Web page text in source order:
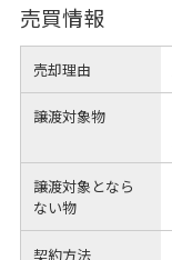
売買情報
売却理由
譲渡対象物
譲渡対象となら
ない物
契約方法